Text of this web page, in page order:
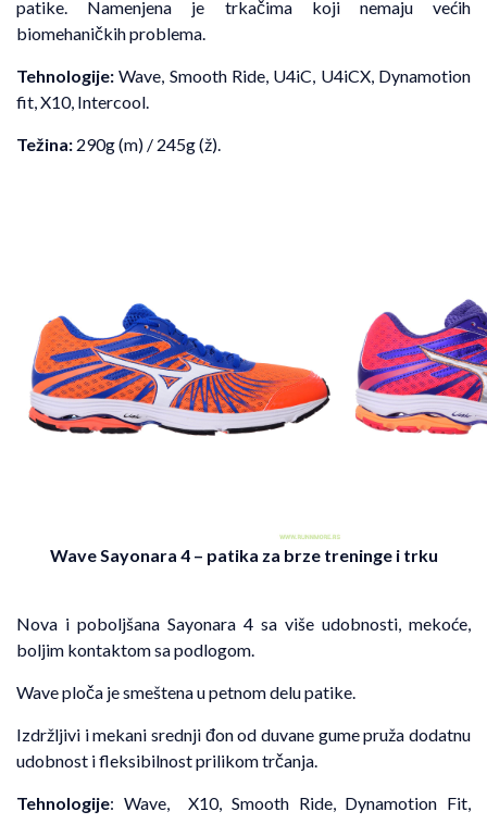
patike. Namenjena je trkačima koji nemaju većih
biomehaničkih problema.
Tehnologije: Wave, Smooth Ride, U4iC, U4iCX, Dynamotion
fit, X10, Intercool.
Težina: 290g (m) / 245g (ž).
Wave Sayonara 4– patika za brze treninge i trku
Nova i poboljšana Sayonara 4 sa više udobnosti, mekoće,
boljim kontaktom sa podlogom.
Wave ploča je smeštena u petnom delu patike.
Izdržljivi i mekani srednji đon od duvane gume pruža dodatnu
udobnost i fleksibilnost prilikom trčanja.
Tehnologije: Wave, X10, Smooth Ride, Dynamotion Fit,